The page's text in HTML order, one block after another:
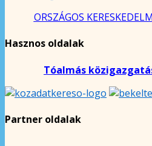
ORSZÁGOS
Hasznos oldalak
Tóalmás
Partner oldalak